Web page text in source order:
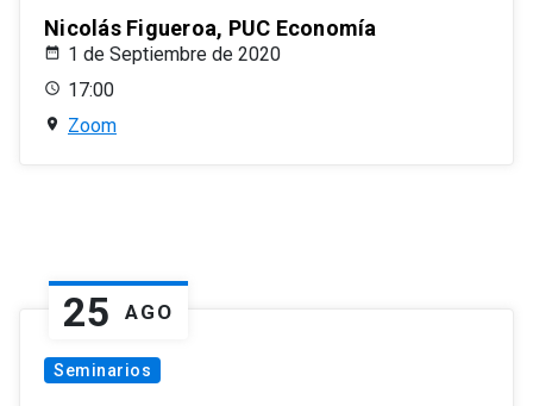
Nicolás Figueroa, PUC Economía
1 de Septiembre de 2020
17:00
Zoom
25 AGO
Seminarios